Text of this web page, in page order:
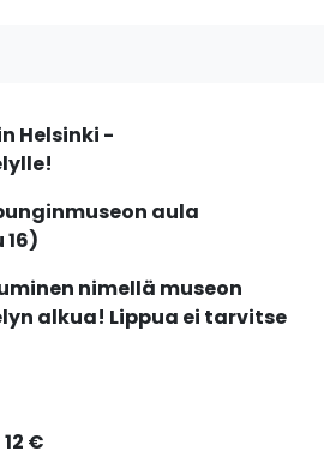
Helsinki -
aula
nimellä museon
alkua! Lippua ei tarvitse
€